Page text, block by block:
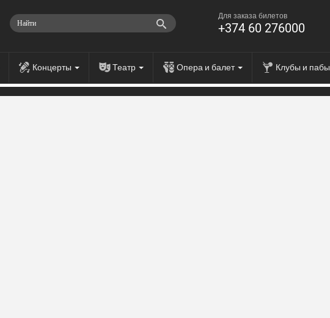
Для заказа билетов
+374 60 276000
Концерты Театр Опера и балет Клубы и пабы